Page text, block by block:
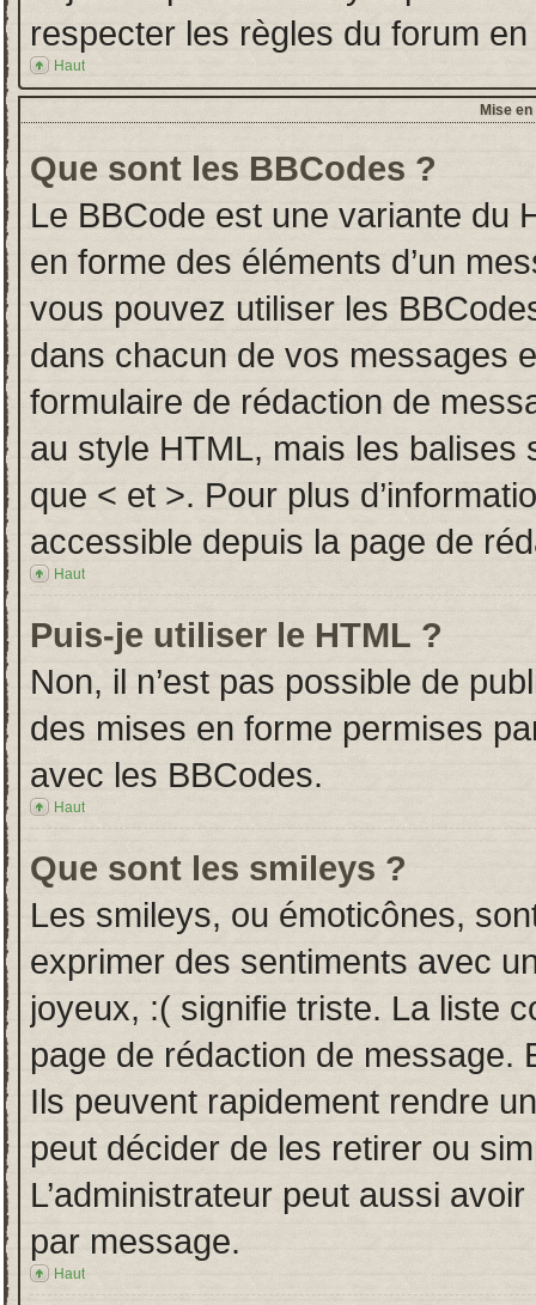
respecter les règles du forum
Haut
Mise
Que sont les BBCodes ?
Le BBCode est une variante du
en forme des éléments d’un
vous pouvez utiliser les
dans chacun de vos messages
formulaire de rédaction de
au style HTML, mais les
que < et >. Pour plus
accessible depuis la page de
Haut
Puis-je utiliser le HTML ?
Non, il n’est pas possible de
des mises en forme permises
avec les BBCodes.
Haut
Que sont les smileys ?
Les smileys, ou émoticônes,
exprimer des sentiments avec
joyeux, :( signifie triste. La liste
page de rédaction de message.
Ils peuvent rapidement rendre
peut décider de les retirer ou
L’administrateur peut aussi
par message.
Haut